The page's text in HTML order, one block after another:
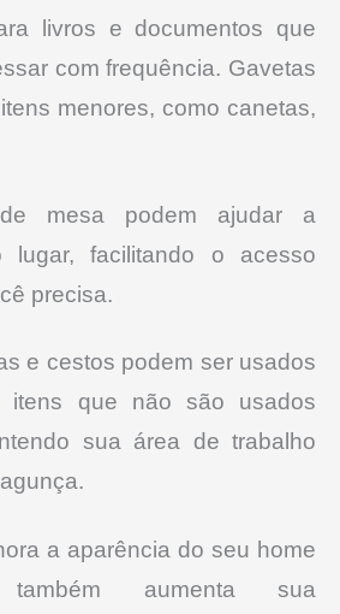
livros e documentos que
com frequência. Gavetas
menores, como canetas,
de mesa podem ajudar a
lugar, facilitando o acesso
precisa.
e cestos podem ser usados
itens que não são usados
sua área de trabalho
a aparência do seu home
aumenta sua